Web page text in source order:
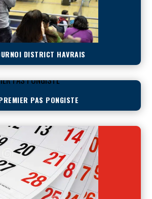
DISTRICT HAVRAIS
PAS PONGISTE